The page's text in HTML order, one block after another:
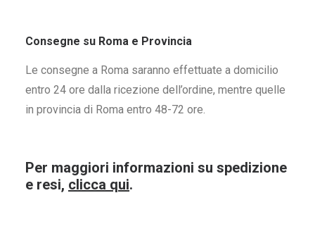
Consegne su Roma e Provincia
Le consegne a Roma saranno effettuate a domicilio
entro 24 ore dalla ricezione dell’ordine, mentre quelle
in provincia di Roma entro 48-72 ore.
Per maggiori informazioni su spedizione
e resi, clicca qui.